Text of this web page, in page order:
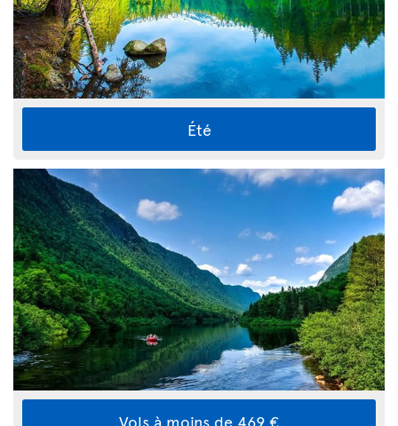
Été
Vols à moins de 469 €